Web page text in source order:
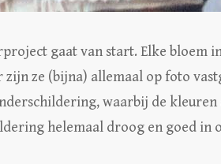
gaat van start. Elke bloem
zijn ze (bijna) allemaal op foto
waarbij de
helemaal droog en goed in